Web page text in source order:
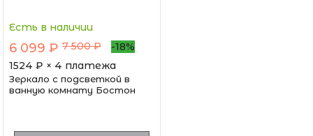
Есть в наличии
6 099 ₽ 7 500 ₽
-18%
1524 ₽ × 4 платежа
Зеркало с подсветкой в
ванную комнату Бостон